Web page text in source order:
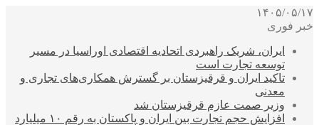
۱۴۰۵/۰۵/۱۷
خبر فوری
ایران، شریک راهبردی اتحادیه اقتصادی اوراسیا در مسیر
توسعه تجارت است
تاکید ایران و قرقیزستان بر گسترش همکاری‌های تجاری و
معدنی
وزیر صمت عازم قرقیزستان شد
افزایش حجم تجارت بین ایران و پاکستان به رقم ۱۰ میلیارد